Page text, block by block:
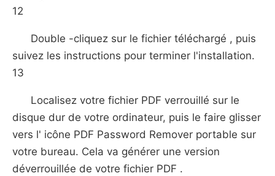
12
Double -cliquez sur le fichier téléchargé , puis
suivez les instructions pour terminer l'installation.
13
Localisez votre fichier PDF verrouillé sur le
disque dur de votre ordinateur, puis le faire glisser
vers l' icône PDF Password Remover portable sur
votre bureau. Cela va générer une version
déverrouillée de votre fichier PDF .